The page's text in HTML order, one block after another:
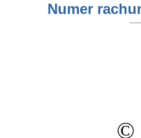
Numer
©